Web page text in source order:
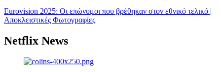
Eurovision 2025: Οι επώνυμοι που βρέθηκαν στον εθνικό τελικό |
Αποκλειστικές Φωτογραφίες
Netflix News